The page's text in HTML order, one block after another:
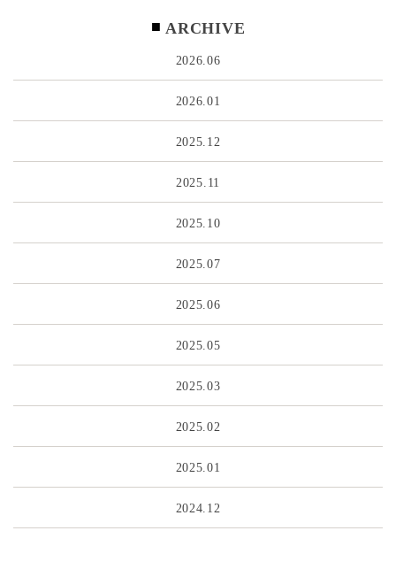
ARCHIVE
2026.06
2026.01
2025.12
2025.11
2025.10
2025.07
2025.06
2025.05
2025.03
2025.02
2025.01
2024.12